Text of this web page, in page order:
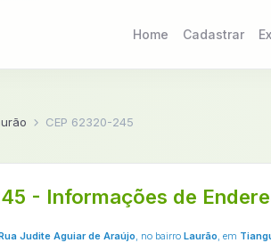
Home Cadastrar
CEP 62320-245
- Informações de
Judite Aguiar de Araújo, no bairro Laurão, em